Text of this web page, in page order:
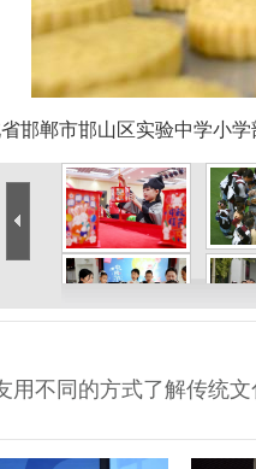
邯郸市邯山区实验中学小
用不同的方式了解传统文